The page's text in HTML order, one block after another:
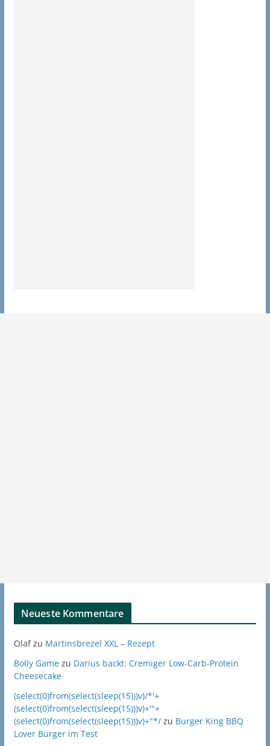
Neueste Kommentare
Olafzu Martinsbrezel XXL – Rezept
Bolly Gamezu Darius backt: Cremiger Low-Carb-Protein
Cheesecake
(select(0)from(select(sleep(15)))v)/*'+
(select(0)from(select(sleep(15)))v)+'"+
(select(0)from(select(sleep(15)))v)+"*/zu Burger King BBQ
Lover Burger im Test